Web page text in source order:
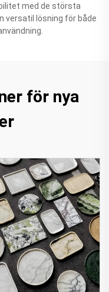
med de största
versatil lösning för både
för nya